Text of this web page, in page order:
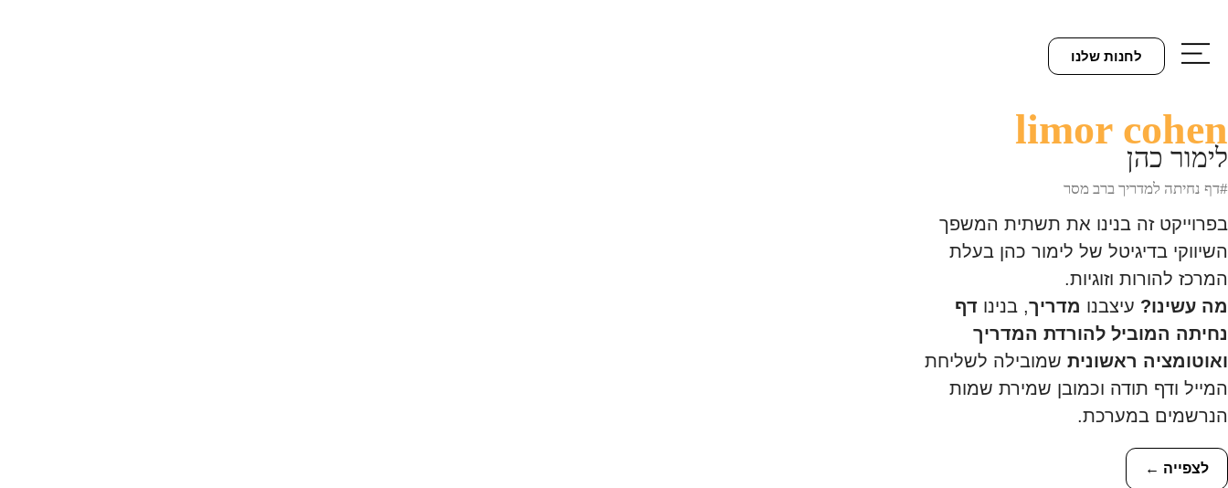
לחנות שלנו
limor cohen
לימור כהן
#דף נחיתה למדריך ברב מסר
בפרוייקט זה בנינו את תשתית המשפך
השיווקי בדיגיטל של לימור כהן בעלת
המרכז להורות וזוגיות.
מה עשינו? עיצבנו מדריך, בנינו דף
נחיתה המוביל להורדת המדריך
ואוטומציה ראשונית שמובילה לשליחת
המייל ודף תודה וכמובן שמירת שמות
הנרשמים במערכת.
לצפייה ←